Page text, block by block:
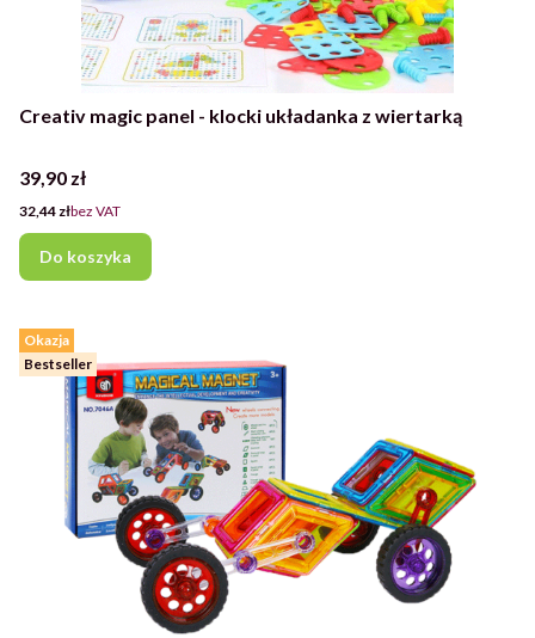
Creativ magic panel - klocki układanka z wiertarką
Cena
39,90 zł
Cena
32,44 złbez VAT
Do koszyka
Okazja
Bestseller